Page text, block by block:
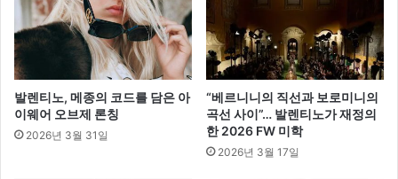
커
머
스
로
거
듭
날
것
발렌티노, 메종의 코드를 담은 아
이웨어 오브제 론칭
2026년 3월 31일
“베르니니의 직선과 보로미니의
곡선 사이”… 발렌티노가 재정의
한 2026 FW 미학
2026년 3월 17일